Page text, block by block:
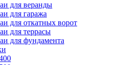
для веранды
для гаража
для откатных ворот
для террасы
для фундамента